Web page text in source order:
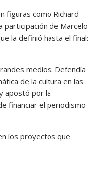
figuras como Richard
participación de Marcelo
la definió hasta el final:
medios. Defendía
de la cultura en las
apostó por la
financiar el periodismo
los proyectos que